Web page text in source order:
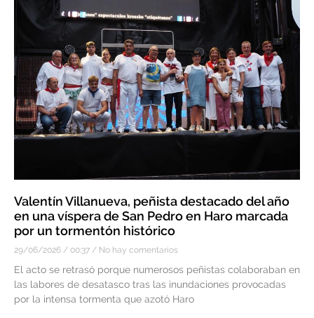
Valentín Villanueva, peñista destacado del año
en una víspera de San Pedro en Haro marcada
por un tormentón histórico
29/06/2026 00:37 No hay comentarios
El acto se retrasó porque numerosos peñistas colaboraban en
las labores de desatasco tras las inundaciones provocadas
por la intensa tormenta que azotó Haro